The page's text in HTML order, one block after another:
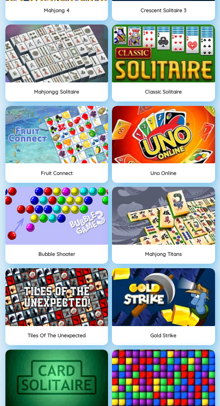
Mahjong 4 Crescent Solitaire 3
Mahjongg Solitaire Classic Solitaire
Fruit Connect Uno Online
Bubble Shooter Mahjong Titans
Tiles Of The Unexpected Gold Strike